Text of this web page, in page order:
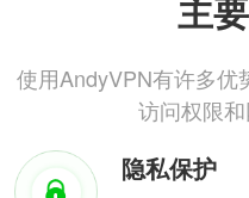
主
使用AndyVPN有许多优
访问权限
隐私保护